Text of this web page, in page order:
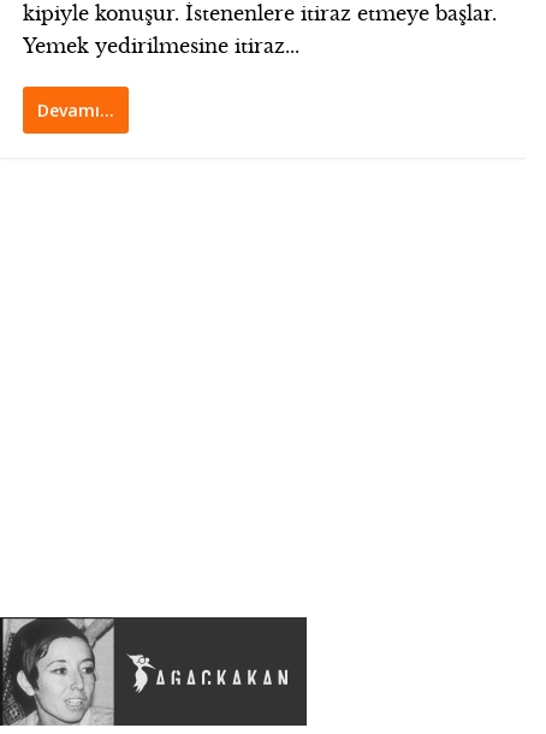
kipiyle konuşur. İstenenlere itiraz etmeye başlar.
Yemek yedirilmesine itiraz...
Devamı…